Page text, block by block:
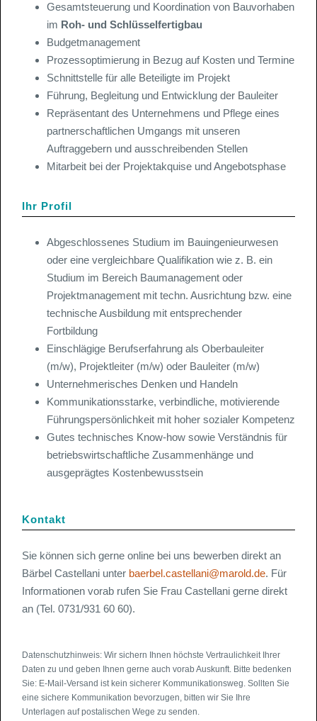
Gesamtsteuerung und Koordination von Bauvorhaben
im Roh- und Schlüsselfertigbau
Budgetmanagement
Prozessoptimierung in Bezug auf Kosten und Termine
Schnittstelle für alle Beteiligte im Projekt
Führung, Begleitung und Entwicklung der Bauleiter
Repräsentant des Unternehmens und Pflege eines
partnerschaftlichen Umgangs mit unseren
Auftraggebern und ausschreibenden Stellen
Mitarbeit bei der Projektakquise und Angebotsphase
Ihr Profil
Abgeschlossenes Studium im Bauingenieurwesen
oder eine vergleichbare Qualifikation wie z. B. ein
Studium im Bereich Baumanagement oder
Projektmanagement mit techn. Ausrichtung bzw. eine
technische Ausbildung mit entsprechender
Fortbildung
Einschlägige Berufserfahrung als Oberbauleiter
(m/w), Projektleiter (m/w) oder Bauleiter (m/w)
Unternehmerisches Denken und Handeln
Kommunikationsstarke, verbindliche, motivierende
Führungspersönlichkeit mit hoher sozialer Kompetenz
Gutes technisches Know-how sowie Verständnis für
betriebswirtschaftliche Zusammenhänge und
ausgeprägtes Kostenbewusstsein
Kontakt
Sie können sich gerne online bei uns bewerben direkt an
Bärbel Castellani unter baerbel.castellani@marold.de. Für
Informationen vorab rufen Sie Frau Castellani gerne direkt
an (Tel. 0731/931 60 60).
Datenschutzhinweis: Wir sichern Ihnen höchste Vertraulichkeit Ihrer
Daten zu und geben Ihnen gerne auch vorab Auskunft. Bitte bedenken
Sie: E-Mail-Versand ist kein sicherer Kommunikationsweg. Sollten Sie
eine sichere Kommunikation bevorzugen, bitten wir Sie Ihre
Unterlagen auf postalischen Wege zu senden.